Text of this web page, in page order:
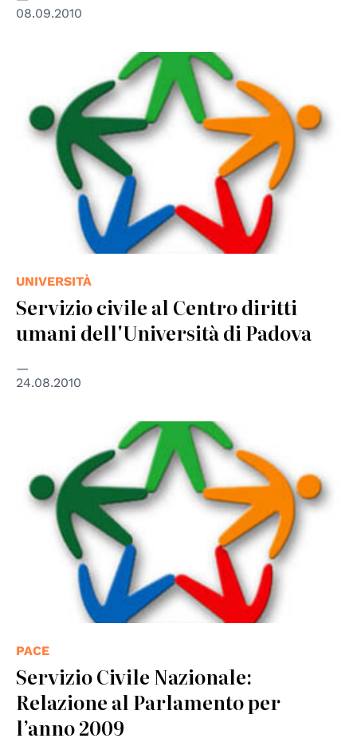
08.09.2010
UNIVERSITÀ
Servizio civile al Centro diritti
umani dell'Università di Padova
24.08.2010
PACE
Servizio Civile Nazionale:
Relazione al Parlamento per
l’anno 2009